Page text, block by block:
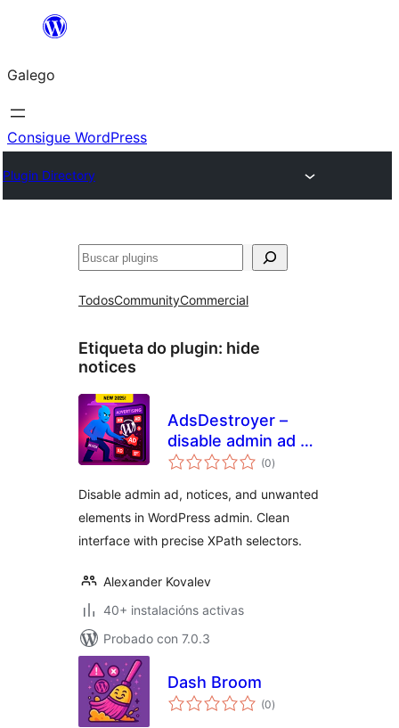
Saltar
contido
Galego
Consigue WordPress
Plugin Directory
Buscar
TodosCommunityCommercial
Etiqueta do plugin: hide
notices
AdsDestroyer –
disable admin ad &
adblocker
(0valoracións
totais
)
Disable admin ad, notices, and unwanted
elements in WordPress admin. Clean
interface with precise XPath selectors.
Alexander Kovalev
40+ instalacións activas
Probado con 7.0.3
Dash Broom
(0valoracións
totais
)